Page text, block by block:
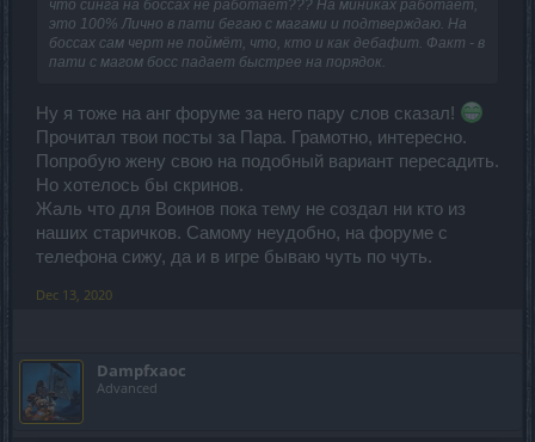
что синга на боссах не работает??? На миниках работает,
это 100% Лично в пати бегаю с магами и подтверждаю. На
боссах сам черт не поймёт, что, кто и как дебафит. Факт - в
пати с магом босс падает быстрее на порядок.
Ну я тоже на анг форуме за него пару слов сказал!
Прочитал твои посты за Пара. Грамотно, интересно.
Попробую жену свою на подобный вариант пересадить.
Но хотелось бы скринов.
Жаль что для Воинов пока тему не создал ни кто из
наших старичков. Самому неудобно, на форуме с
телефона сижу, да и в игре бываю чуть по чуть.
Dec 13, 2020
Dampfxaoc
Advanced